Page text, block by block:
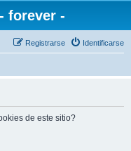
forever -
Identificarse
Registrarse
de este sitio?